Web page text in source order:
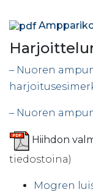
– Nuoren
– Nuoren
Hiihdon
tiedostoina)
Mogren